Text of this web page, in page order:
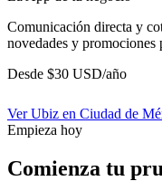
Comunicación directa y
novedades y
Desde $30 USD/año
VerUbiz en Ciudad de
Empieza hoy
Comienza tu